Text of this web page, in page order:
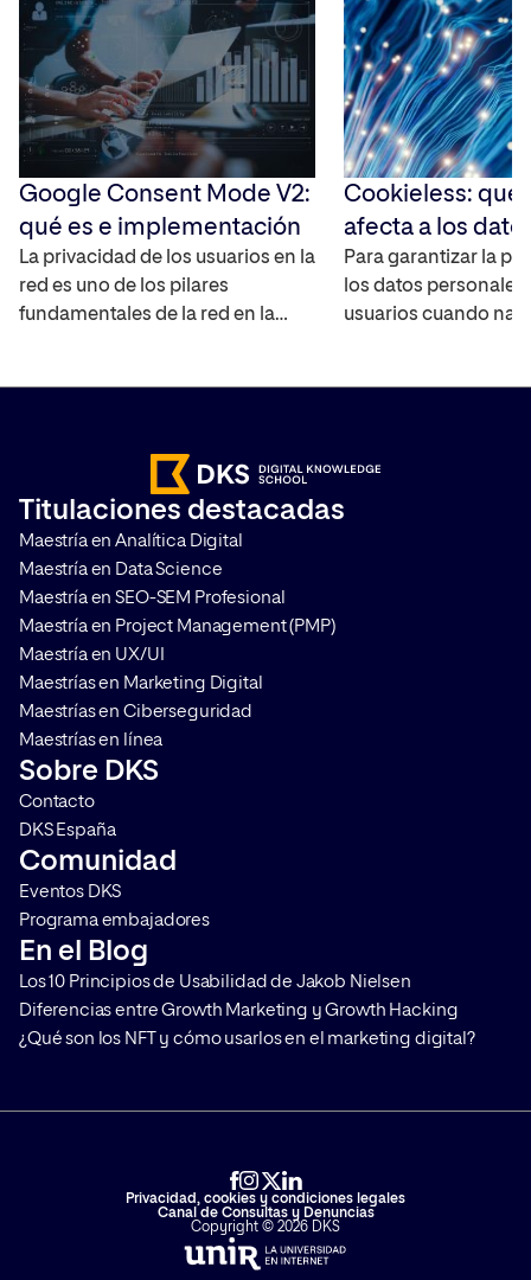
Google Consent Mode V2:
qué es e implementación
La privacidad de los usuarios en la
red es uno de los pilares
fundamentales de la red en la
sea imprescindible realizar una
correcta gestión del
consentimiento. Te contamos
qué es Google Consent Mode […]
Cookieless: qué
afecta a los
Para garantizar la
los datos personales
usuarios cuando
Titulaciones destacadas
Maestría en Analítica Digital
Maestría en Data Science
Maestría en SEO-SEM Profesional
Maestría en Project Management (PMP)
Maestría en UX/UI
Maestrías en Marketing Digital
Maestrías en Ciberseguridad
Maestrías en línea
Sobre DKS
Contacto
DKS España
Comunidad
Eventos DKS
Programa embajadores
En el Blog
Los 10 Principios de Usabilidad de Jakob Nielsen
Diferencias entre Growth Marketing y Growth Hacking
¿Qué son los NFT y cómo usarlos en el marketing digital?
Privacidad, cookies y condiciones legales
Canal de Consultas y Denuncias
Copyright © 2026 DKS